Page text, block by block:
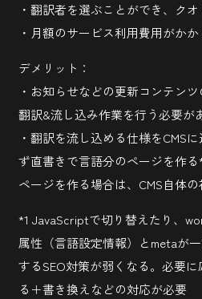
河瀬 未祐
Webサイトの多言語化対応。確認
#コミュニケーション設計
・翻訳者を選ぶことができ、ク
・月額のサービス利用費用がかか
デメリット：
・お知らせなどの更新コンテン
翻訳&流し込み作業を行う必要が
・翻訳を流し込める仕様をCMS
ず直書きで言語分のページを作
ページを作る場合は、CMS自体
*1 JavaScriptで切り替えたり、
属性（言語設定情報）とmetaが
するSEO対策が弱くなる。必要
る＋書き換えなどの対応が必要